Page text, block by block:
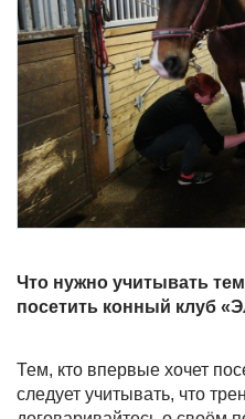
Что нужно учитывать
посетить конный клуб
Тем, кто впервые хочет
следует учитывать, что